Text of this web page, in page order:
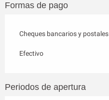
Formas de pago
Cheques bancarios y postales
Efectivo
Periodos de apertura